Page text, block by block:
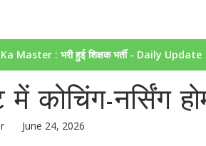
Master : भरी हुई शिक्षक भर्ती - Daily Update
कोचिंग-नर्सिंग
June 24, 2026